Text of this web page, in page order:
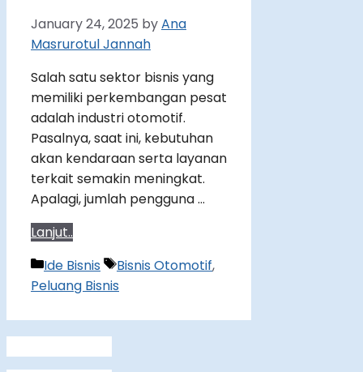
January 24, 2025 byAna
Masrurotul Jannah
Salah satu sektor bisnis yang
memiliki perkembangan pesat
adalah industri otomotif.
Pasalnya, saat ini, kebutuhan
akan kendaraan serta layanan
terkait semakin meningkat.
Apalagi, jumlah pengguna …
Lanjut..
Categories
Ide Bisnis Tags
Bisnis Otomotif,
Peluang Bisnis